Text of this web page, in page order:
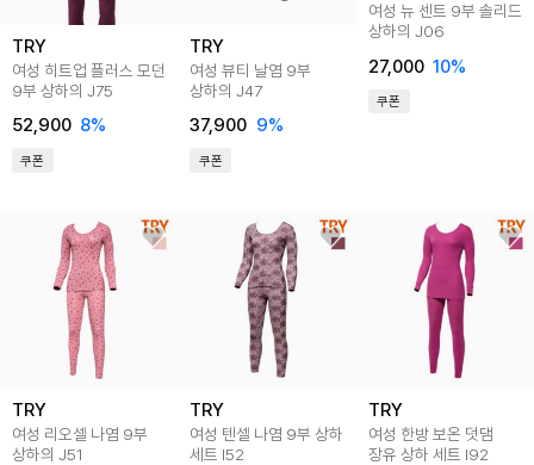
TRY
여성 히트업 플러스 모던
9부 상하의 J75
52,900 8%
쿠폰
TRY
여성 뷰티 날염 9부
상하의 J47
37,900 9%
쿠폰
여성 뉴 센트 9부 솔리드
상하의 J06
27,000 10%
쿠폰
TRY
여성 리오셀 나염 9부
상하의 J51
TRY
여성 텐셀 나염 9부 상하
세트 I52
TRY
여성 한방 보온 덧댐
장유 상하 세트 I92